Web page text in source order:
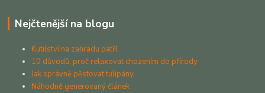
Nejčtenější na blogu
Kutilství na zahradu patří
10 důvodů, proč relaxovat chozením do přírody
Jak správně pěstovat tulipány
Náhodně generovaný článek